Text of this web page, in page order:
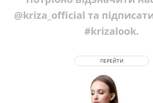
@kriza_official та
#krizalook.
ПЕРЕЙТИ